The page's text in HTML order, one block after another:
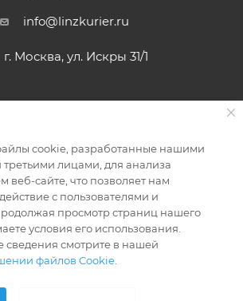
info@linzkurier.ru
г. Москва, ул. Искры 31/1
© Интернет магазин Линз Курьер
cookie, разработанные нашими
лицами, для анализа
веб-сайте, что позволяет нам
с пользователями и
просмотр страниц нашего
условия его использования.
сведения смотрите в нашей
файлов Cookie